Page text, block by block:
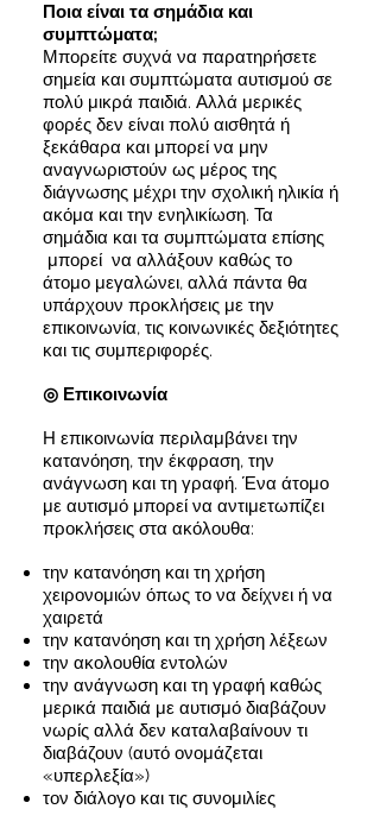
Ποια είναι τα σημάδια και
συμπτώματα;
Μπορείτε συχνά να παρατηρήσετε
σημεία και συμπτώματα αυτισμού σε
πολύ μικρά παιδιά. Αλλά μερικές
φορές δεν είναι πολύ αισθητά ή
ξεκάθαρα και μπορεί να μην
αναγνωριστούν ως μέρος της
διάγνωσης μέχρι την σχολική ηλικία ή
ακόμα και την ενηλικίωση. Τα
σημάδια και τα συμπτώματα επίσης
μπορεί να αλλάξουν καθώς το
άτομο μεγαλώνει, αλλά πάντα θα
υπάρχουν προκλήσεις με την
επικοινωνία, τις κοινωνικές δεξιότητες
και τις συμπεριφορές.
◎ Επικοινωνία
Η επικοινωνία περιλαμβάνει την
κατανόηση, την έκφραση, την
ανάγνωση και τη γραφή. Ένα άτομο
με αυτισμό μπορεί να αντιμετωπίζει
προκλήσεις στα ακόλουθα:
την κατανόηση και τη χρήση
χειρονομιών όπως το να δείχνει ή να
χαιρετά
την κατανόηση και τη χρήση λέξεων
την ακολουθία εντολών
την ανάγνωση και τη γραφή καθώς
μερικά παιδιά με αυτισμό διαβάζουν
νωρίς αλλά δεν καταλαβαίνουν τι
διαβάζουν (αυτό ονομάζεται
«υπερλεξία»)
τον διάλογο και τις συνομιλίες